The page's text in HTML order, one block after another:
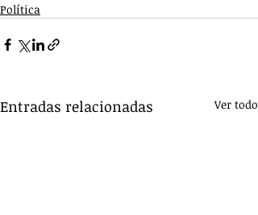
Política
Entradas relacionadas Ver todo